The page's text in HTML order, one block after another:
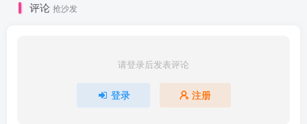
评论 抢沙发
请登录后发表评论
登录 注册